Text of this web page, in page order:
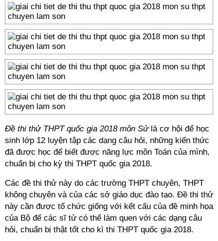
Đề thi thử THPT quốc gia 2018 môn Sửlà cơ hội để học
sinh lớp 12 luyện tập các dạng câu hỏi, những kiến thức
đã được học để biết được năng lực môn Toán của mình,
chuẩn bị cho kỳ thi THPT quốc gia 2018.
Các đề thi thử này do các trường THPT chuyên, THPT
không chuyên và của các sở giáo dục đào tạo. Đề thi thử
này cần được tổ chức giống với kết cấu của đề minh họa
của Bộ để các sĩ tử có thể làm quen với các dạng câu
hỏi, chuẩn bị thật tốt cho kì thi THPT quốc gia 2018.